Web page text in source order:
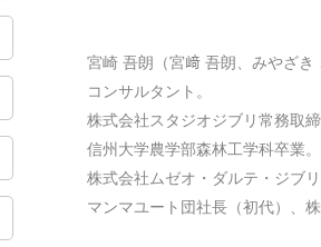
宮崎 吾朗（宮﨑 吾朗、みやざき
コンサルタント。
株式会社スタジオジブリ常務取
信州大学農学部森林工学科卒業。
株式会社ムゼオ・ダルテ・ジブ
マンマユート団社長（初代）、